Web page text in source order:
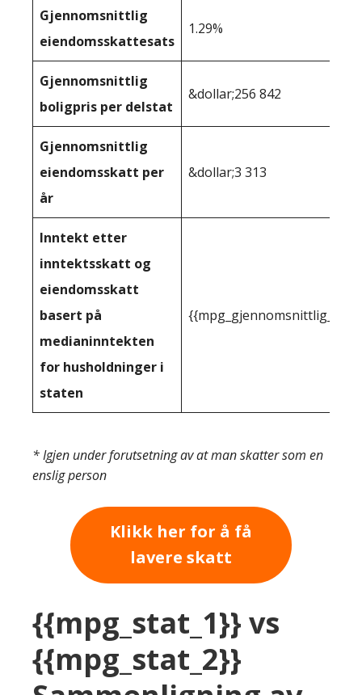
Gjennomsnittlig
eiendomsskattesats
1.29%
Gjennomsnittlig
boligpris per delstat
&dollar;256 842
Gjennomsnittlig
eiendomsskatt per
år
&dollar;3 313
Inntekt etter
inntektsskatt og
eiendomsskatt
basert på
medianinntekten
for husholdninger i
staten
* Igjen under forutsetning av at man skatter som en
enslig person
Klikk her for å få
lavere skatt
{{mpg_stat_1}} vs
{{mpg_stat_2}}